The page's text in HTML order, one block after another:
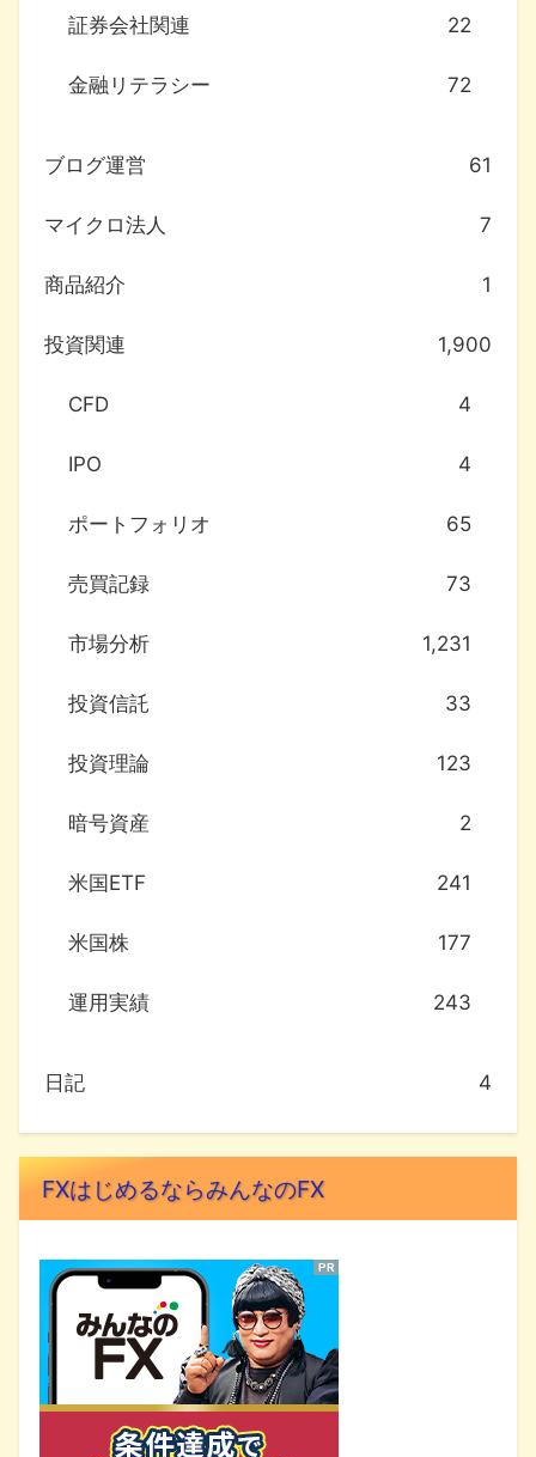
証券会社関連 22
金融リテラシー 72
ブログ運営 61
マイクロ法人 7
商品紹介 1
投資関連 1,900
CFD 4
IPO 4
ポートフォリオ 65
売買記録 73
市場分析 1,231
投資信託 33
投資理論 123
暗号資産 2
米国ETF 241
米国株 177
運用実績 243
日記 4
FXはじめるならみんなのFX